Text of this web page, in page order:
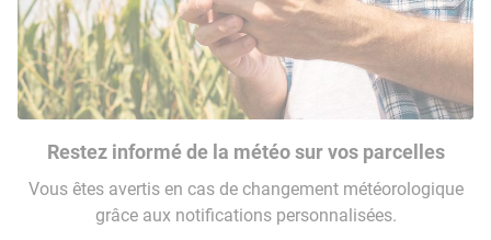
Restez informé de la météo sur vos parcelles
Vous êtes avertis en cas de changement météorologique
grâce aux notifications personnalisées.